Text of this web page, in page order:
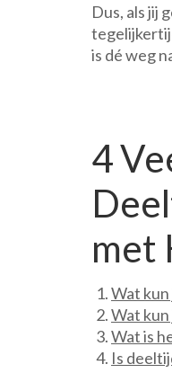
Dus, als jij
is dé weg
4
met
Wat
Wat
Wat is
Is